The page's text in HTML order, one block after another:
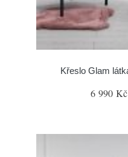
Křeslo Glam
6 990 Kč